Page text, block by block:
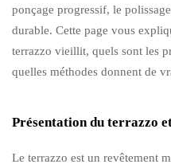
ponçage progressif, le
durable. Cette page vous
terrazzo vieillit, quels sont les
quelles méthodes donnent de
Présentation du terrazzo
Le terrazzo est un revêtement